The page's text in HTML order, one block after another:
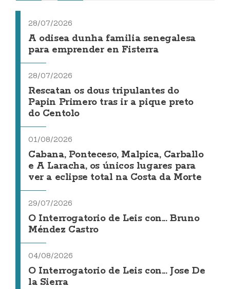
28/07/2026
A odisea dunha familia senegalesa
para emprender en Fisterra
28/07/2026
Rescatan os dous tripulantes do
Papin Primero tras ir a pique preto
do Centolo
01/08/2026
Cabana, Ponteceso, Malpica, Carballo
e A Laracha, os únicos lugares para
ver a eclipse total na Costa da Morte
29/07/2026
O Interrogatorio de Leis con... Bruno
Méndez Castro
04/08/2026
O Interrogatorio de Leis con... Jose De
la Sierra